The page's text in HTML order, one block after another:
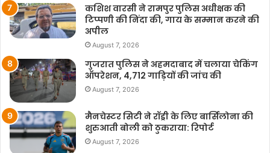
कशिश वारसी ने रामपुर पुलिस अधीक्षक की
टिप्पणी की निंदा की, गाय के सम्मान करने की
अपील
August 7, 2026
गुजरात पुलिस ने अहमदाबाद में चलाया चेकिंग
ऑपरेशन, 4,712 गाड़ियों की जांच की
August 7, 2026
मैनचेस्टर सिटी ने रॉड्री के लिए बार्सिलोना की
शुरुआती बोली को ठुकराया: रिपोर्ट
August 7, 2026